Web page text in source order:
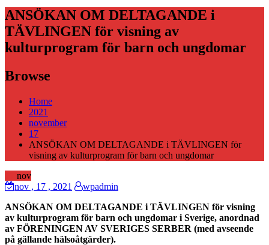
ANSÖKAN OM DELTAGANDE i
TÄVLINGEN för visning av
kulturprogram för barn och ungdomar
Browse
Home
2021
november
17
ANSÖKAN OM DELTAGANDE i TÄVLINGEN för
visning av kulturprogram för barn och ungdomar
nov
nov , 17 , 2021
wpadmin
ANSÖKAN OM DELTAGANDE i TÄVLINGEN för visning
av kulturprogram för barn och ungdomar i Sverige, anordnad
av FÖRENINGEN AV SVERIGES SERBER (med avseende
på gällande hälsoåtgärder).